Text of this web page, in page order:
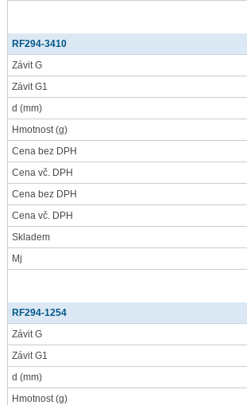
RF294-3410
Závit G
Závit G1
d (mm)
Hmotnost(g)
Cena bez DPH
Cena vč. DPH
Cena bez DPH
Cena vč. DPH
Skladem
Mj
RF294-1254
Závit G
Závit G1
d (mm)
Hmotnost(g)